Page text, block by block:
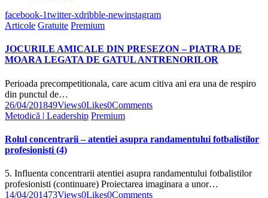
facebook-1twitter-xdribble-newinstagram
Articole Gratuite Premium
JOCURILE AMICALE DIN PRESEZON – PIATRA DE
MOARA LEGATA DE GATUL ANTRENORILOR
Perioada precompetitionala, care acum citiva ani era una de respiro
din punctul de…
26/04/201849Views0Likes0Comments
Metodică | Leadership Premium
Rolul concentrarii – atentiei asupra randamentului fotbalistilor
profesionisti (4)
5. Influenta concentrarii atentiei asupra randamentului fotbalistilor
profesionisti (continuare) Proiectarea imaginara a unor…
14/04/201473Views0Likes0Comments